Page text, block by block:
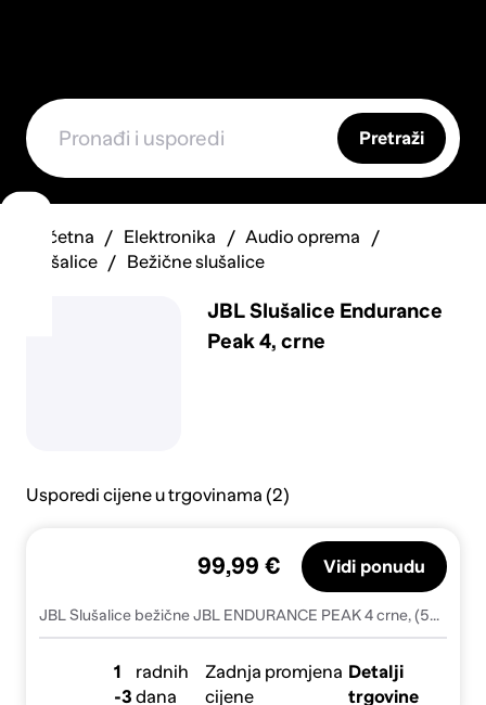
Pretraži
Početna Elektronika
Audio oprema
Slušalice
Bežične slušalice
JBL Slušalice Endurance
Peak 4, crne
Usporedi cijene u trgovinama (2)
JBL Slušalice bežične JBL ENDURANCE PEAK 4 crne, (5000188893)
99,99 € Vidi ponudu
1
-3
radnih
dana
Zadnja promjena
cijene
Detalji
trgovine